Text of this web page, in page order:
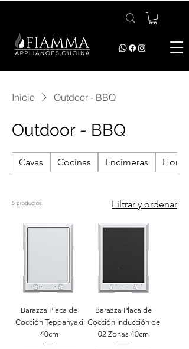
Inicio Outdoor - BBQ
Outdoor - BBQ
Cavas Cocinas Encimeras Hornos
5 productos Filtrar y ordenar
Barazza Placa de
Cocción Teppanyaki
40cm
Barazza Placa de
Cocción Inducción de
02 Zonas 40cm